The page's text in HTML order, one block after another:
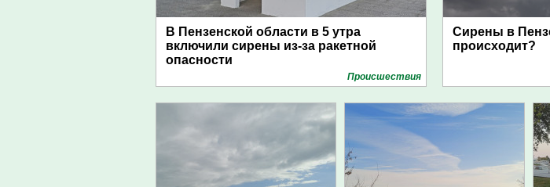
В Пензенской области в 5 утра
включили сирены из-за ракетной
опасности
Проиcшествия
Сирены в
происходит?